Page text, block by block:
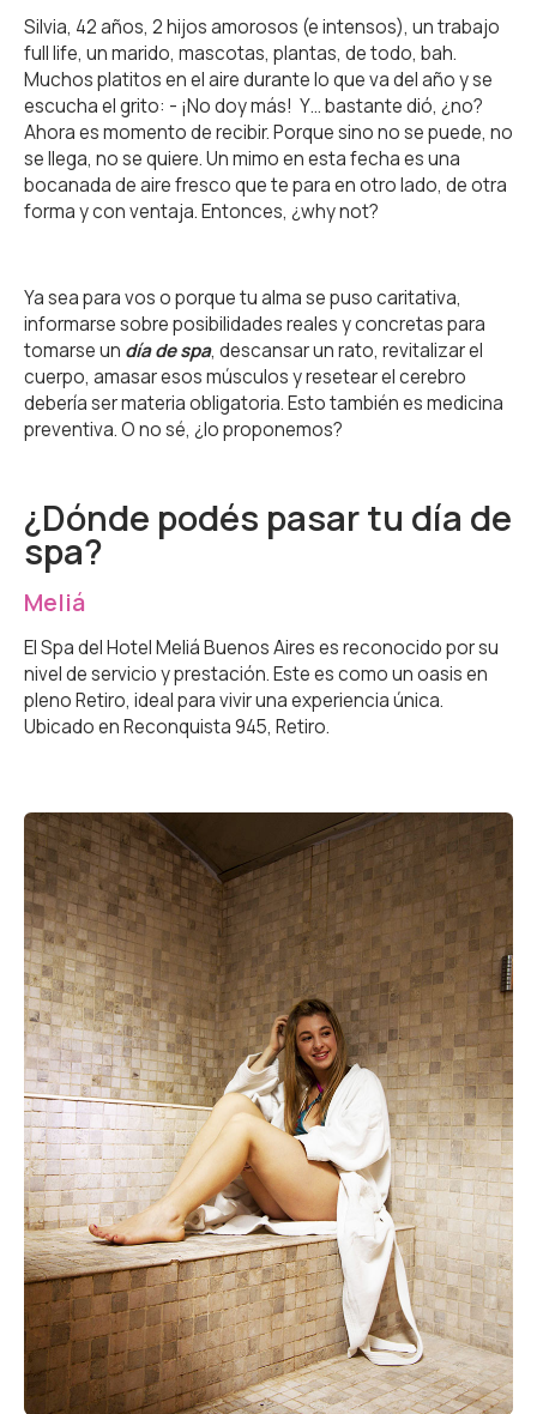
Silvia, 42 años, 2 hijos amorosos (e intensos), un trabajo
full life, un marido, mascotas, plantas, de todo, bah.
Muchos platitos en el aire durante lo que va del año y se
escucha el grito: - ¡No doy más! Y… bastante dió, ¿no?
Ahora es momento de recibir. Porque sino no se puede, no
se llega, no se quiere. Un mimo en esta fecha es una
bocanada de aire fresco que te para en otro lado, de otra
forma y con ventaja. Entonces, ¿why not?
Ya sea para vos o porque tu alma se puso caritativa,
informarse sobre posibilidades reales y concretas para
tomarse un día de spa, descansar un rato, revitalizar el
cuerpo, amasar esos músculos y resetear el cerebro
debería ser materia obligatoria. Esto también es medicina
preventiva. O no sé, ¿lo proponemos?
¿Dónde podés pasar tu día de
spa?
Meliá
El Spa del Hotel Meliá Buenos Aires es reconocido por su
nivel de servicio y prestación. Este es como un oasis en
pleno Retiro, ideal para vivir una experiencia única.
Ubicado en Reconquista 945, Retiro.